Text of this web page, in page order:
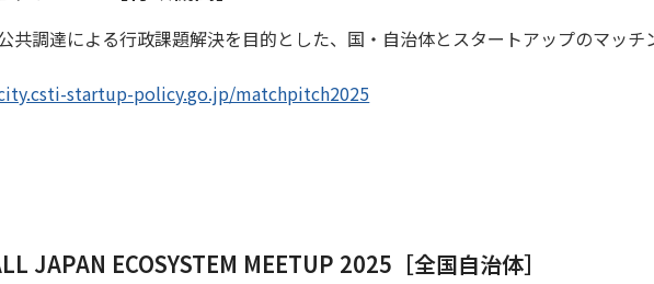
共調達による行政課題解決を目的とした、国・自治体とスタートアップのマッチ
startup-policy.go.jp/matchpitch2025
JAPAN ECOSYSTEM MEETUP 2025［全国自治体］